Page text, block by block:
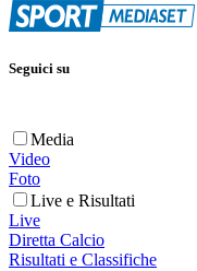
Seguici su
Media
Video
Foto
Live e Risultati
Live
Diretta Calcio
Risultati e Classifiche